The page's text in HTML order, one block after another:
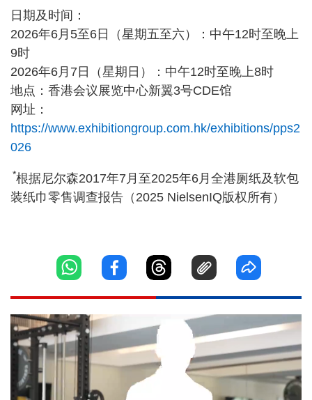
日期及时间：
2026年6月5至6日（星期五至六）：中午12时至晚上
9时
2026年6月7日（星期日）：中午12时至晚上8时
地点：香港会议展览中心新翼3号CDE馆
网址：
https://www.exhibitiongroup.com.hk/exhibitions/pps2
026
*根据尼尔森2017年7月至2025年6月全港厕纸及软包
装纸巾零售调查报告（2025 NielsenIQ版权所有）